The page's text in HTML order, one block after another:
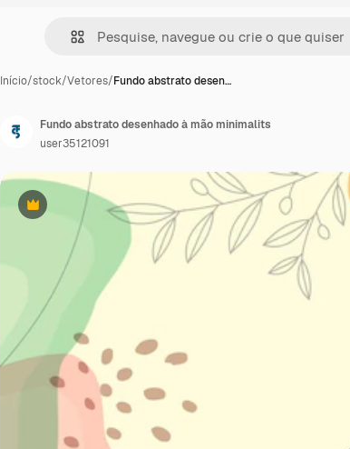
Início/stock/Vetores/Fundo abstrato desen…
Premium
Fundo abstrato desenhado à mão minimalits
user35121091